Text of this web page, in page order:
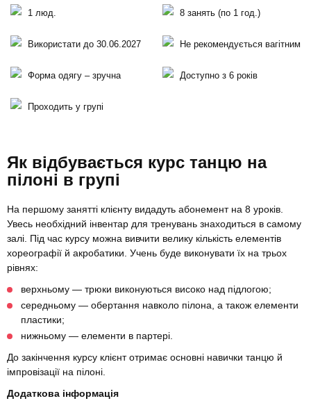
1 люд. 8 занять (по 1 год.)
Використати до 30.06.2027 Не рекомендується вагітним
Форма одягу – зручна Доступно з 6 років
Проходить у групі
Як відбувається курс танцю на
пілоні в групі
На першому занятті клієнту видадуть абонемент на 8 уроків.
Увесь необхідний інвентар для тренувань знаходиться в самому
залі. Під час курсу можна вивчити велику кількість елементів
хореографії й акробатики. Учень буде виконувати їх на трьох
рівнях:
верхньому — трюки виконуються високо над підлогою;
середньому — обертання навколо пілона, а також елементи
пластики;
нижньому — елементи в партері.
До закінчення курсу клієнт отримає основні навички танцю й
імпровізації на пілоні.
Додаткова інформація